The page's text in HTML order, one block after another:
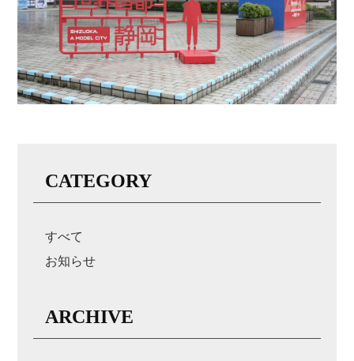
CATEGORY
すべて
お知らせ
ARCHIVE